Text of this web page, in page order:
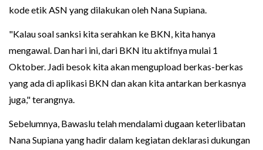
kode etik ASN yang dilakukan oleh Nana Supiana.
"Kalau soal sanksi kita serahkan ke BKN, kita hanya
mengawal. Dan hari ini, dari BKN itu aktifnya mulai 1
Oktober. Jadi besok kita akan mengupload berkas-berkas
yang ada di aplikasi BKN dan akan kita antarkan berkasnya
juga," terangnya.
Sebelumnya, Bawaslu telah mendalami dugaan keterlibatan
Nana Supiana yang hadir dalam kegiatan deklarasi dukungan